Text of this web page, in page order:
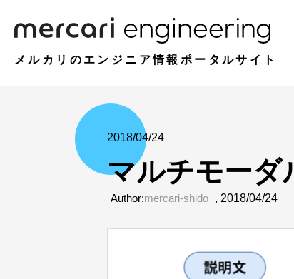
メルカリのエンジニア情報ポータルサイト
2018/04/24
マルチモーダ
Author:mercari-shido , 2018/04/24